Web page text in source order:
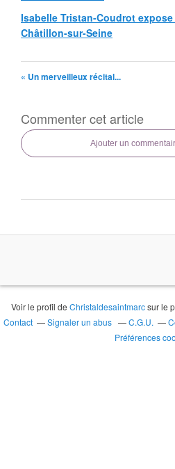
Isabelle Tristan-Coudrot
Châtillon-sur-Seine
« Un merveilleux récital...
Commenter cet article
Ajouter un
Voir le profil deChristaldesaintmarcsur le
Contact
Signaler un abus C.G.U.
Préférences